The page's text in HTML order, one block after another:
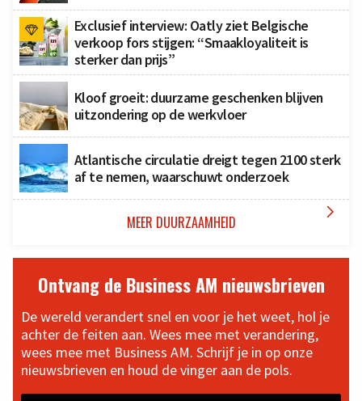
Exclusief interview: Oatly ziet Belgische
verkoop fors stijgen: “Smaakloyaliteit is
sterker dan prijs”
Kloof groeit: duurzame geschenken blijven
uitzondering op de werkvloer
Atlantische circulatie dreigt tegen 2100 sterk
af te nemen, waarschuwt onderzoek
MEER DUURZAAMHEID 
Ontvang de Business AM nieuwsbrieven
De wereld verandert snel en voor je het weet, hol je
achter de feiten aan. Wees mee met verandering,
wees mee met Business AM. Schrijf je in op onze
nieuwsbrieven en houd de vinger aan de pols.